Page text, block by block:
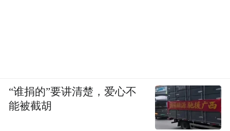
“谁捐的”要讲清楚，爱心不
能被截胡